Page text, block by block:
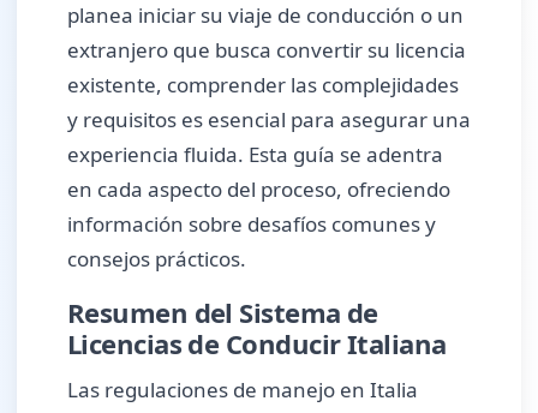
planea iniciar su viaje de conducción o un
extranjero que busca convertir su licencia
existente, comprender las complejidades
y requisitos es esencial para asegurar una
experiencia fluida. Esta guía se adentra
en cada aspecto del proceso, ofreciendo
información sobre desafíos comunes y
consejos prácticos.
Resumen del Sistema de
Licencias de Conducir Italiana
Las regulaciones de manejo en Italia